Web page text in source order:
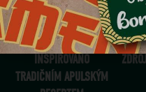
INSPIROVÁNO
TRADIČNÍM APULSKÝM